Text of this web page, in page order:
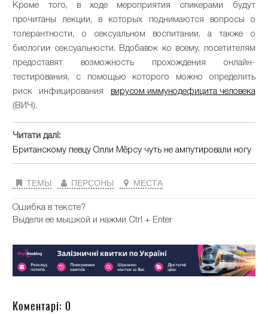
Кроме того, в ходе мероприятия спикерами будут
прочитаны лекции, в которых поднимаются вопросы о
толерантности, о сексуальном воспитании, а также о
биологии сексуальности. Вдобавок ко всему, посетителям
предоставят возможность прохождения онлайн-
тестирования, с помощью которого можно определить
риск инфицирования вирусом иммунодефицита человека
(ВИЧ).
Читати далі:
Британскому певцу Олли Мёрсу чуть не ампутировали ногу
ТЕМЫ ПЕРСОНЫ МЕСТА
Ошибка в тексте?
Выдели ее мышкой и нажми Ctrl + Enter
Коментарі: 0